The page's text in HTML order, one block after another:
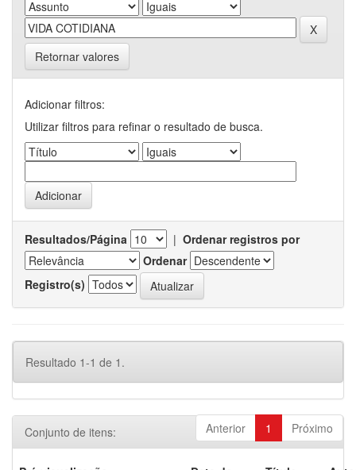
Retornar valores
Adicionar filtros:
Utilizar filtros para refinar o resultado de busca.
Resultados/Página | Ordenar registros por
Ordenar
Registro(s)
Resultado 1-1 de 1.
Anterior 1 Próximo
Conjunto de itens: